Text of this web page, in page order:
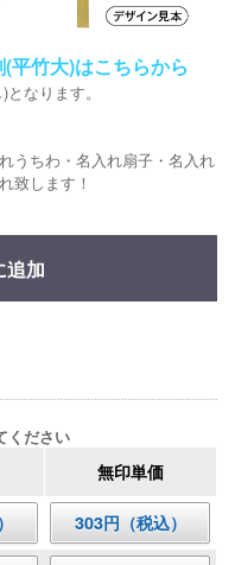
平竹大)はこちらから
なります。
うちわ・名入れ扇子・名入れ
致します！
追加
ください
無印単価
303円（税込）